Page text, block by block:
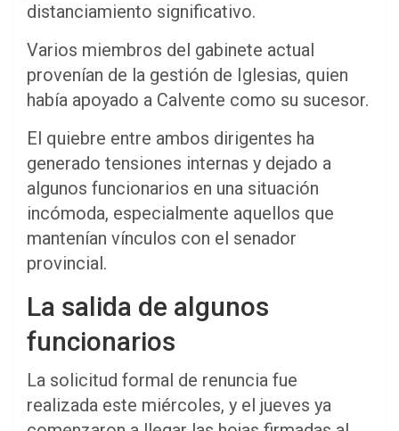
distanciamiento significativo.
Varios miembros del gabinete actual
provenían de la gestión de Iglesias, quien
había apoyado a Calvente como su sucesor.
El quiebre entre ambos dirigentes ha
generado tensiones internas y dejado a
algunos funcionarios en una situación
incómoda, especialmente aquellos que
mantenían vínculos con el senador
provincial.
La salida de algunos
funcionarios
La solicitud formal de renuncia fue
realizada este miércoles, y el jueves ya